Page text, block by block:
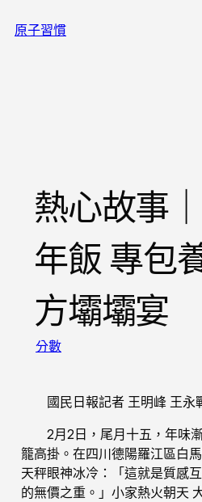
至原子習慣
熱心故事
年飯 專包
方壩壩宴
分數
國民日報記者 王明峰 王永
2月2日，尾月十五，年味
籠高掛。在四川德陽羅江區白
天秤眼神冰冷：「這就是質感
的無價之重。」小家熱火朝天